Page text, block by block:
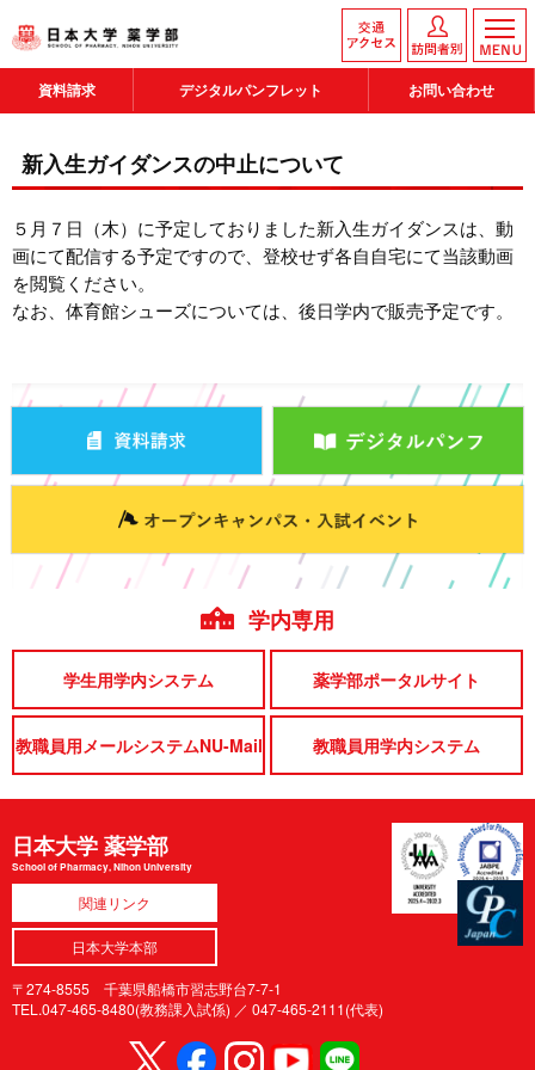
資料請求 デジタルパンフレット お問い合わせ
新入生ガイダンスの中止について
５月７日（木）に予定しておりました新入生ガイダンスは、動
画にて配信する予定ですので、登校せず各自自宅にて当該動画
を閲覧ください。
なお、体育館シューズについては、後日学内で販売予定です。
学内専用
学生用学内システム 薬学部ポータルサイト
教職員用メールシステムNU-Mail 教職員用学内システム
日本大学 薬学部
School of Pharmacy, Nihon University
関連リンク
日本大学本部
〒274-8555 千葉県船橋市習志野台7-7-1
TEL.047-465-8480(教務課入試係) ／ 047-465-2111(代表)